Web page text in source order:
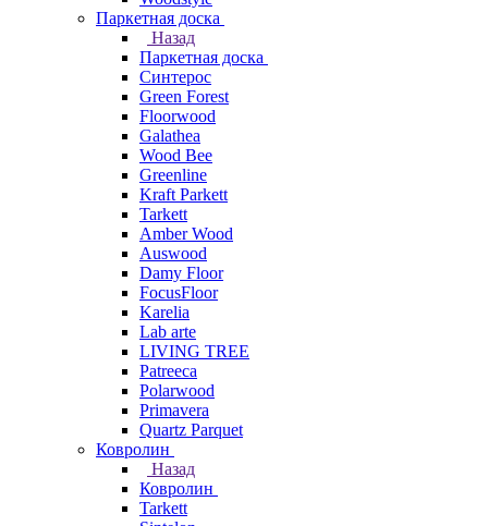
Паркетная доска
Назад
Паркетная доска
Синтерос
Green Forest
Floorwood
Galathea
Wood Bee
Greenline
Kraft Parkett
Tarkett
Amber Wood
Auswood
Damy Floor
FocusFloor
Karelia
Lab arte
LIVING TREE
Patreeca
Polarwood
Primavera
Quartz Parquet
Ковролин
Назад
Ковролин
Tarkett